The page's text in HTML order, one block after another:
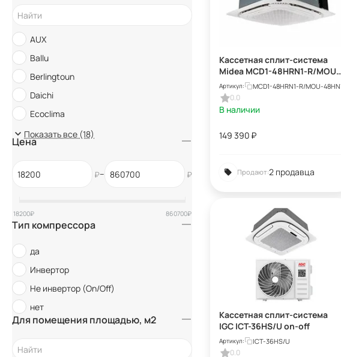
Кассетная сплит-система
Midea MCD1-48HRN1-R/MOU-
48HN1-LRR/T-MBQ4-04A1
Артикул: MCD1-48HRN1-R/MOU-
0.0
В наличии
149 390 ₽
Продают:2 продавца
Кассетная сплит-система
IGC ICT-36HS/U on-off
Артикул: ICT-36HS/U
0.0
AUX
Ballu
Berlingtoun
Daichi
Ecoclima
Electrolux
General Climate
Kentatsu
Rovex
Показать все (18)
Цена
₽– ₽
18200₽ 860700₽
Тип компрессора
да
Инвертор
Не инвертор (On/Off)
нет
Для помещения площадью, м2